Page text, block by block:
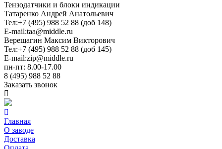
Тензодатчики и блоки индикации
Татаренко Андрей Анатольевич
Тел:+7 (495) 988 52 88 (доб 148)
E-mail:taa@middle.ru
Верещагин Максим Викторович
Тел:+7 (495) 988 52 88 (доб 145)
E-mail:zip@middle.ru
пн-пт: 8.00-17.00
8 (495) 988 52 88
Заказать звонок
Главная
О заводе
Доставка